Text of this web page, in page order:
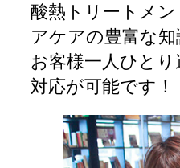
酸熱トリートメ
アケアの豊富な知
お客様一人ひと
対応が可能です！